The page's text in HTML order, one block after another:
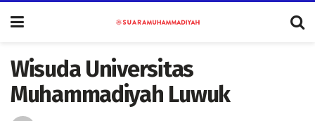
Wisuda Universitas
Muhammadiyah Luwuk